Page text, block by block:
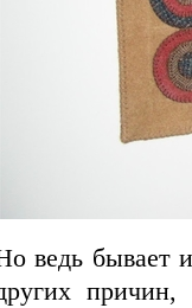
ведь бывает
причин,